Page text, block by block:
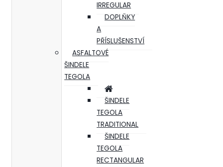
IRREGULAR
DOPLŇKY
A
PŘÍSLUŠENSTVÍ
ASFALTOVÉ
ŠINDELE
TEGOLA
ŠINDELE
TEGOLA
TRADITIONAL
ŠINDELE
TEGOLA
RECTANGULAR